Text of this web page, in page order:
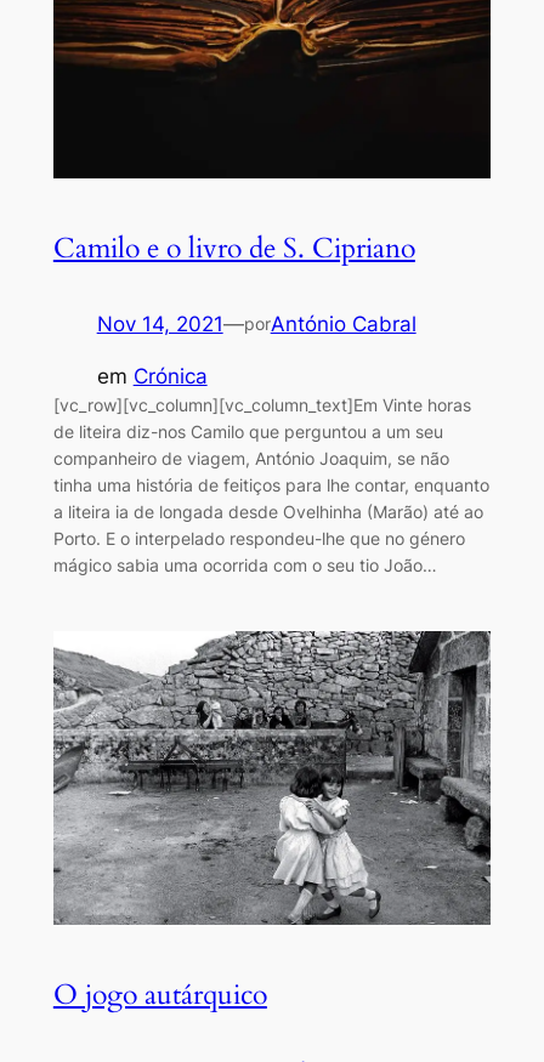
Camilo e o livro de S. Cipriano
Nov 14, 2021—porAntónio Cabral
em Crónica
[vc_row][vc_column][vc_column_text]Em Vinte horas
de liteira diz-nos Camilo que perguntou a um seu
companheiro de viagem, António Joaquim, se não
tinha uma história de feitiços para lhe contar, enquanto
a liteira ia de longada desde Ovelhinha (Marão) até ao
Porto. E o interpelado respondeu-lhe que no género
mágico sabia uma ocorrida com o seu tio João…
O jogo autárquico